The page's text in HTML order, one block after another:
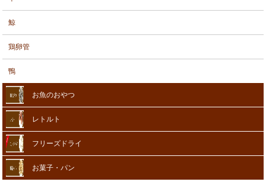
鯨
鶏卵管
鴨
お魚のおやつ
レトルト
フリーズドライ
お菓子・パン